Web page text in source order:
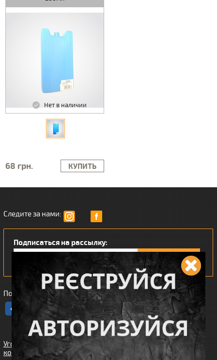
Нет в наличии
68 грн. КУПИТЬ
Следите за нами:
Подписаться на рассылку:
Понравился наш интернет магазин?
Угода
користувача